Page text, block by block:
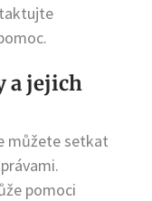
a jejich
můžete setkat
pomoci